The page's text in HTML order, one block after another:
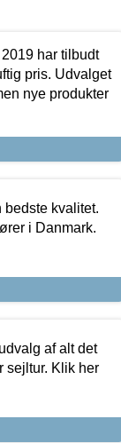
har tilbudt
pris. Udvalget
nye produkter
kvalitet.
i Danmark.
af alt det
sejltur. Klik her